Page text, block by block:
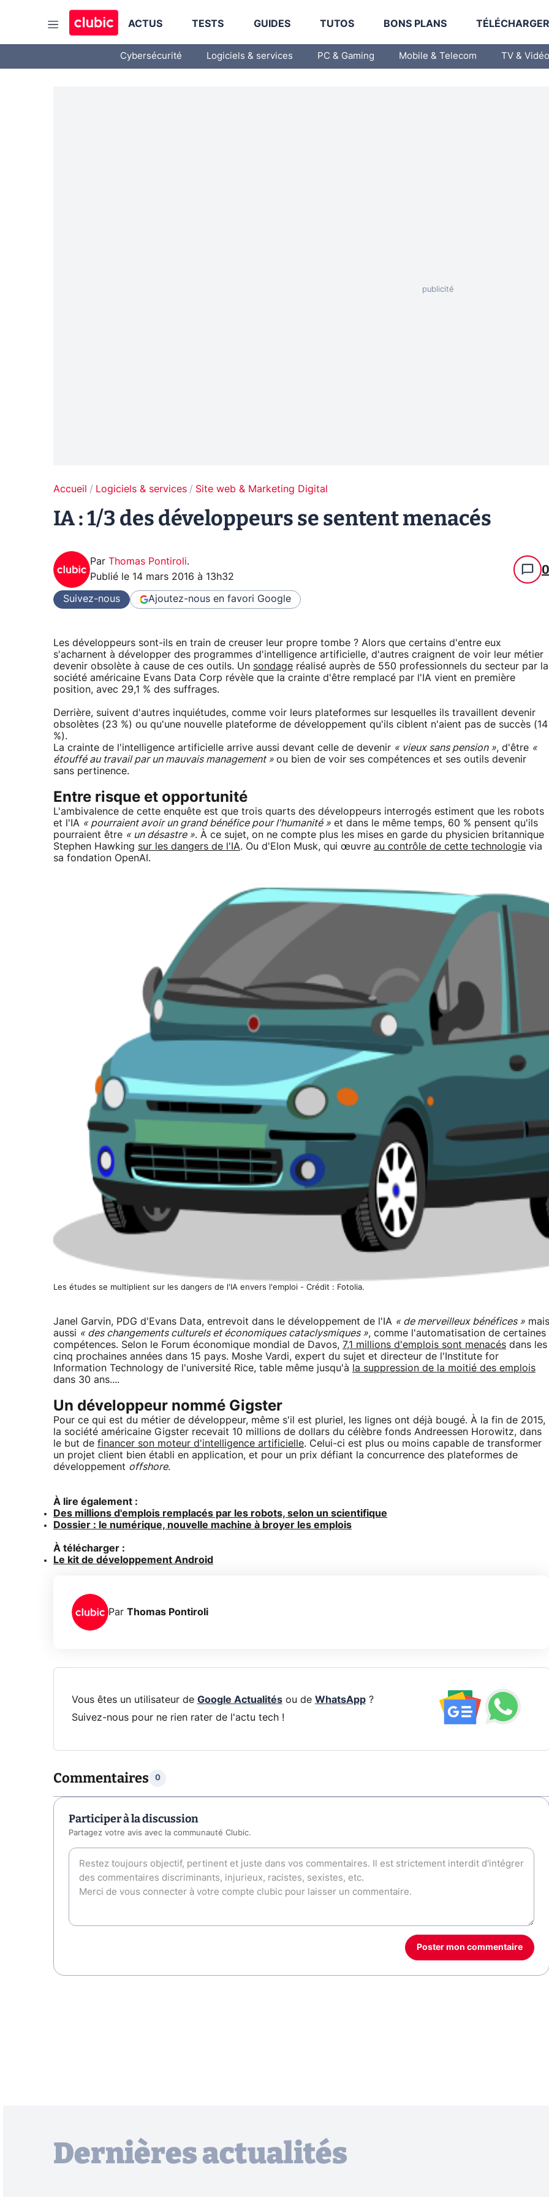
ACTUS TESTS GUIDES TUTOS BONS PLANS
Cybersécurité Logiciels & services PC & Gaming Mobile & Telecom TV & Vidéo
Accueil Logiciels & services Site web & Marketing Digital
IA : 1/3 des développeurs se sentent menacés
Par Thomas Pontiroli.
Publié le 14 mars 2016 à 13h32 0
Suivez-nous Ajoutez-nous en favori Google
Les développeurs sont-ils en train de creuser leur propre tombe ? Alors que certains d'entre eux
s'acharnent à développer des programmes d'intelligence artificielle, d'autres craignent de voir leur métier
devenir obsolète à cause de ces outils. Un sondage réalisé auprès de 550 professionnels du secteur par la
société américaine Evans Data Corp révèle que la crainte d'être remplacé par l'IA vient en première
position, avec 29,1 % des suffrages.
Derrière, suivent d'autres inquiétudes, comme voir leurs plateformes sur lesquelles ils travaillent devenir
obsolètes (23 %) ou qu'une nouvelle plateforme de développement qu'ils ciblent n'aient pas de succès (14
%).
La crainte de l'intelligence artificielle arrive aussi devant celle de devenir « vieux sans pension », d'être «
étouffé au travail par un mauvais management » ou bien de voir ses compétences et ses outils devenir
sans pertinence.
Entre risque et opportunité
L'ambivalence de cette enquête est que trois quarts des développeurs interrogés estiment que les robots
et l'IA « pourraient avoir un grand bénéfice pour l'humanité » et dans le même temps, 60 % pensent qu'ils
pourraient être « un désastre ». À ce sujet, on ne compte plus les mises en garde du physicien britannique
Stephen Hawking sur les dangers de l'IA. Ou d'Elon Musk, qui œuvre au contrôle de cette technologie via
sa fondation OpenAI.
Les études se multiplient sur les dangers de l'IA envers l'emploi - Crédit : Fotolia.
Janel Garvin, PDG d'Evans Data, entrevoit dans le développement de l'IA « de merveilleux bénéfices » mais
aussi « des changements culturels et économiques cataclysmiques », comme l'automatisation de certaines
compétences. Selon le Forum économique mondial de Davos, 7,1 millions d'emplois sont menacés dans les
cinq prochaines années dans 15 pays. Moshe Vardi, expert du sujet et directeur de l'Institute for
Information Technology de l'université Rice, table même jusqu'à
la suppression de la moitié des emplois
dans 30 ans....
Un développeur nommé Gigster
Pour ce qui est du métier de développeur, même s'il est pluriel, les lignes ont déjà bougé. À la fin de 2015,
la société américaine Gigster recevait 10 millions de dollars du célèbre fonds Andreessen Horowitz, dans
le but de financer son moteur d'intelligence artificielle. Celui-ci est plus ou moins capable de transformer
un projet client bien établi en application, et pour un prix défiant la concurrence des plateformes de
développement offshore.
À lire également :
Des millions d'emplois remplacés par les robots, selon un scientifique
Dossier : le numérique, nouvelle machine à broyer les emplois
À télécharger :
Le kit de développement Android
Par Thomas Pontiroli
Vous êtes un utilisateur de Google Actualitésou de WhatsApp?
Suivez-nous pour ne rien rater de l'actu tech !
Commentaires 0
Participer à la discussion
Partagez votre avis avec la communauté Clubic.
Poster mon commentaire
Dernières actualités